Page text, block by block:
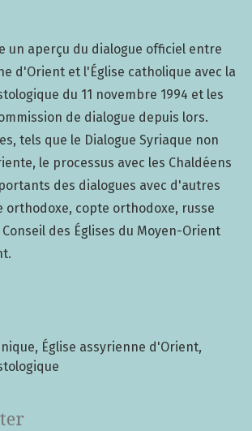
Église assyrienne d'Orient
un aperçu du dialogue officiel entre
d'Orient et l'Église catholique avec la
du 11 novembre 1994 et les
de dialogue depuis lors.
tels que le Dialogue Syriaque non
le processus avec les Chaldéens
des dialogues avec d'autres
orthodoxe, copte orthodoxe, russe
des Églises du Moyen-Orient